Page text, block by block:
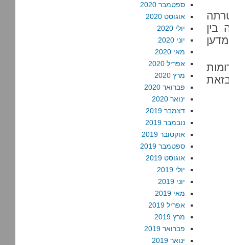
בין
ספטמבר 2020
אוגוסט 2020
יולי 2020
יוני 2020
מאי 2020
אפריל 2020
מרץ 2020
פברואר 2020
ינואר 2020
דצמבר 2019
נובמבר 2019
אוקטובר 2019
ספטמבר 2019
אוגוסט 2019
יולי 2019
יוני 2019
מאי 2019
אפריל 2019
מרץ 2019
פברואר 2019
ינואר 2019